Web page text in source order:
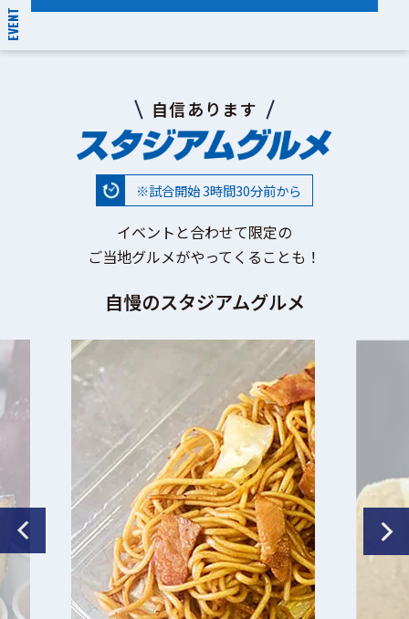
EVENT
自信あります
※試合開始 3時間30分前から
イベントと合わせて限定の
ご当地グルメがやってくることも！
自慢のスタジアムグルメ